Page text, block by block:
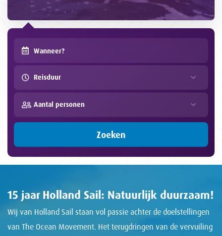
Reisduur
Aantal personen
Zoeken
15 jaar Holland Sail: Natuurlijk duurzaam!
Wij van Holland Sail staan vol passie achter de doelstellingen
van The Ocean Movement. Het terugdringen van de vervuiling